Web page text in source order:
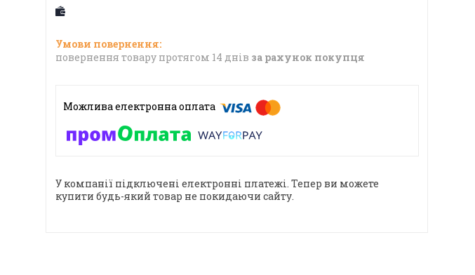
повернення товару протягом 14 днів за рахунок покупця
У компанії підключені електронні платежі. Тепер ви можете
купити будь-який товар не покидаючи сайту.